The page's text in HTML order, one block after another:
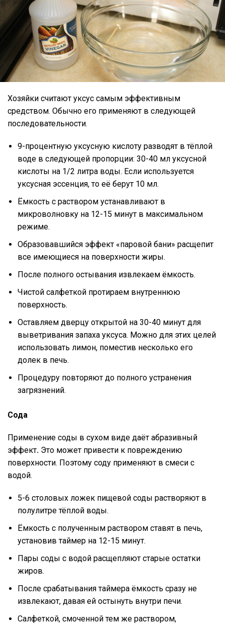
Хозяйки считают уксус самым эффективным
средством. Обычно его применяют в следующей
последовательности.
9-процентную уксусную кислоту разводят в тёплой
воде в следующей пропорции: 30-40 мл уксусной
кислоты на 1/2 литра воды. Если используется
уксусная эссенция, то её берут 10 мл.
Ёмкость с раствором устанавливают в
микроволновку на 12-15 минут в максимальном
режиме.
Образовавшийся эффект «паровой бани» расщепит
все имеющиеся на поверхности жиры.
После полного остывания извлекаем ёмкость.
Чистой салфеткой протираем внутреннюю
поверхность.
Оставляем дверцу открытой на 30-40 минут для
выветривания запаха уксуса. Можно для этих целей
использовать лимон, поместив несколько его
долек в печь.
Процедуру повторяют до полного устранения
загрязнений.
Сода
Применение соды в сухом виде даёт абразивный
эффект. Это может привести к повреждению
поверхности. Поэтому соду применяют в смеси с
водой.
5-6 столовых ложек пищевой соды растворяют в
полулитре тёплой воды.
Ёмкость с полученным раствором ставят в печь,
установив таймер на 12-15 минут.
Пары соды с водой расщепляют старые остатки
жиров.
После срабатывания таймера ёмкость сразу не
извлекают, давая ей остынуть внутри печи.
Салфеткой, смоченной тем же раствором,